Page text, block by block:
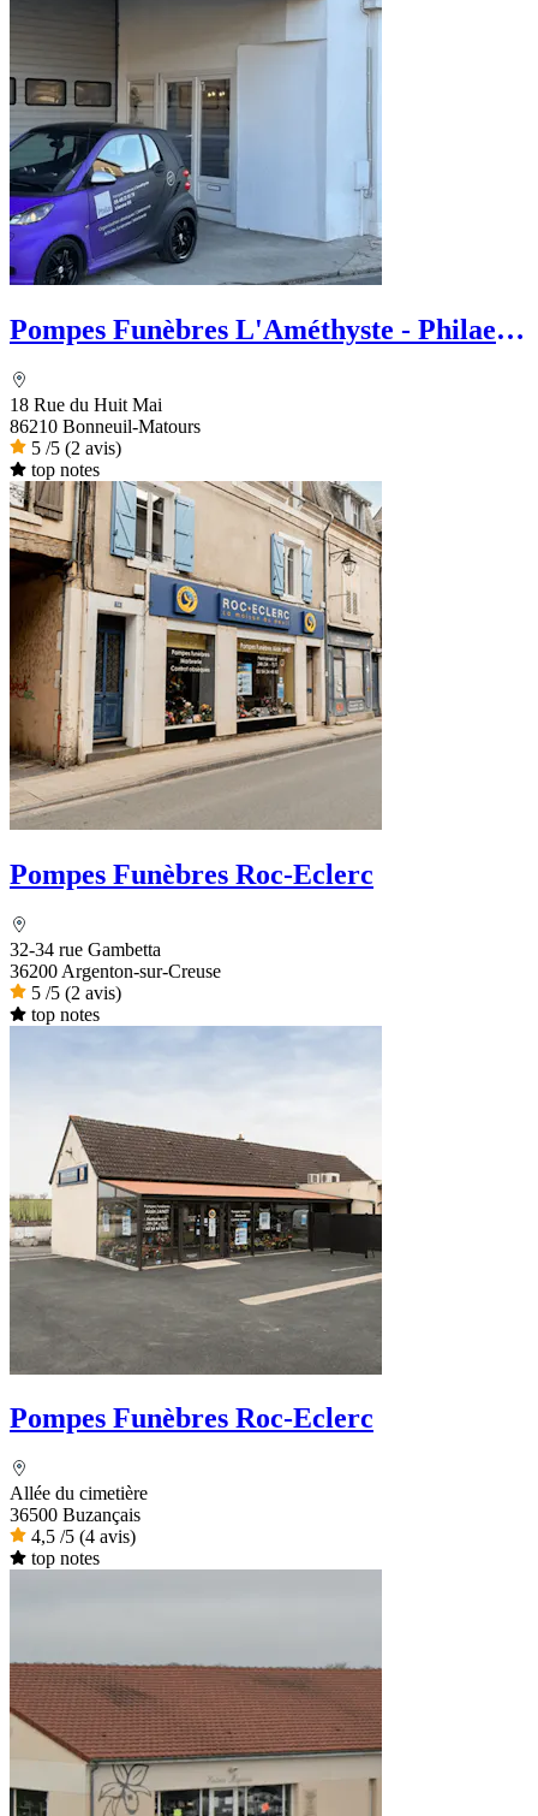
Pompes Funèbres L'Améthyste - Philae
18 Rue du Huit Mai
86210 Bonneuil-Matours
5 /5 (2 avis)
top notes
Pompes Funèbres Roc-Eclerc
32-34 rue Gambetta
36200 Argenton-sur-Creuse
5 /5 (2 avis)
top notes
Pompes Funèbres Roc-Eclerc
Allée du cimetière
36500 Buzançais
4,5 /5 (4 avis)
top notes